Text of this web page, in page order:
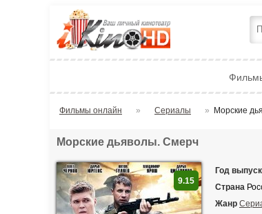
Фильмы онлайн » Сериалы » Морские
Морские дьяволы. Смерч
Год
Страна
Жанр
9.15